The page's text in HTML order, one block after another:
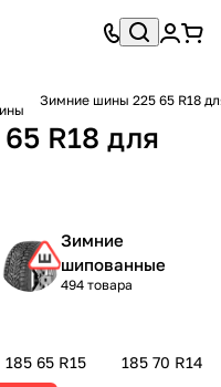
Зимние шины 225 65 R18
R18 для
Зимние
шипованные
494 товара
185 65 R15 185 70 R14